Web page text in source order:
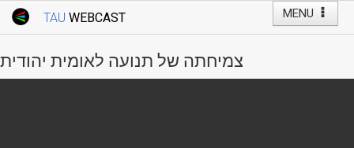
MENU
TAU WEBCAST
Webcast: Courses
Tel Aviv University
צמיחתה של תנועה לאומית יהודית